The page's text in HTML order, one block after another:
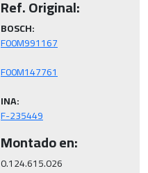
Ref. Original:
BOSCH:
INA:
F-235449
Montado en:
0.124.615.026